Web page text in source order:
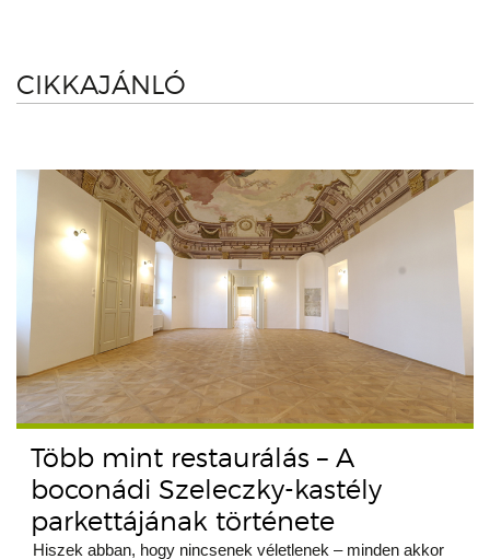
CIKKAJÁNLÓ
Több mint restaurálás – A
boconádi Szeleczky-kastély
parkettájának története
Hiszek abban, hogy nincsenek véletlenek – minden akkor